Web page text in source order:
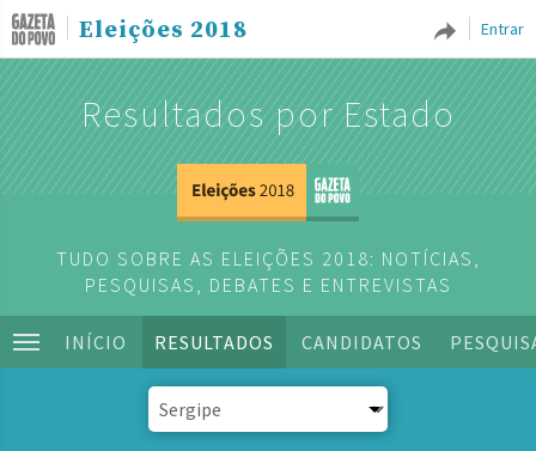
Entrar
Eleições 2018
Resultados por Estado
TUDO SOBRE AS ELEIÇÕES 2018: NOTÍCIAS,
PESQUISAS, DEBATES E ENTREVISTAS
INÍCIO RESULTADOS CANDIDATOS